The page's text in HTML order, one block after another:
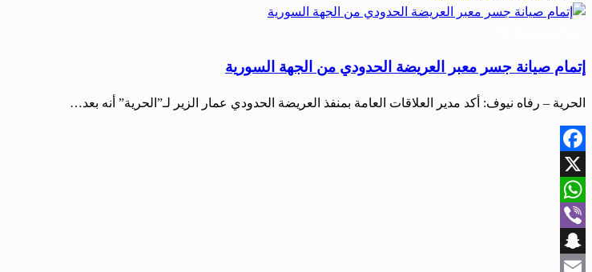
إتمام صيانة جسر معبر العريضة الحدودي من الجهة السورية
الحرية – رفاه نيوف: أكد مدير العلاقات العامة بمنفذ العريضة الحدودي عمار الزير لـ”الحرية” أنه بعد…
Facebook
X
WhatsApp
Viber
Snapchat